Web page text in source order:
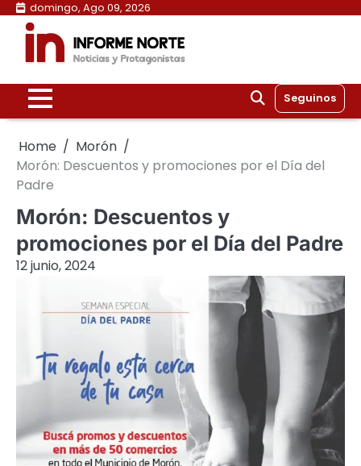
Skip
content
domingo, Ago 09, 2026
Seguinos
Home
Morón
Morón: Descuentos y promociones por el Día del
Padre
Morón: Descuentos y
promociones por el Día del Padre
12 junio, 2024